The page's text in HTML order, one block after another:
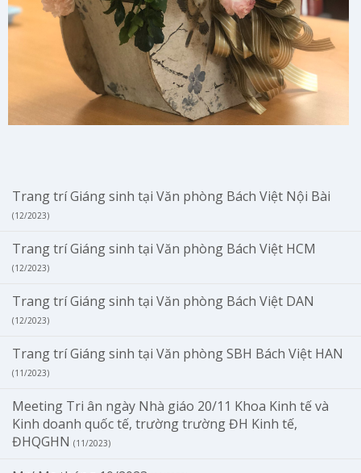
Trang trí Giáng sinh tại Văn phòng Bách Việt Nội Bài
(12/2023)
Trang trí Giáng sinh tại Văn phòng Bách Việt HCM
(12/2023)
Trang trí Giáng sinh tại Văn phòng Bách Việt DAN
(12/2023)
Trang trí Giáng sinh tại Văn phòng SBH Bách Việt HAN
(11/2023)
Meeting Tri ân ngày Nhà giáo 20/11 Khoa Kinh tế và
Kinh doanh quốc tế, trường trường ĐH Kinh tế,
ĐHQGHN (11/2023)